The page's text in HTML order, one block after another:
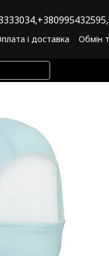
+380995432595,
і доставка Обмін